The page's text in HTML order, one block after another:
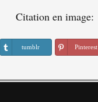
Citation en image:
tumblr Pinterest